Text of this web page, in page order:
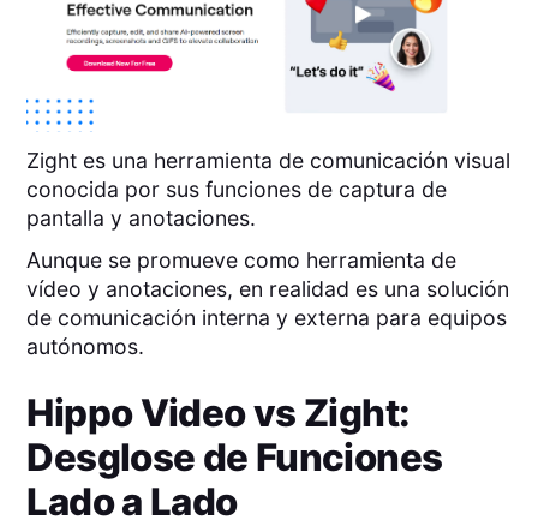
Zight es una herramienta de comunicación visual
conocida por sus funciones de captura de
pantalla y anotaciones.
Aunque se promueve como herramienta de
vídeo y anotaciones, en realidad es una solución
de comunicación interna y externa para equipos
autónomos.
Hippo Videovs Zight:
Desglose de Funciones
Lado a Lado